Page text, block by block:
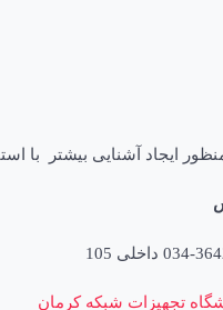
ایجاد آشنایی بیشتر با
تجهیزات شبکه کرمان